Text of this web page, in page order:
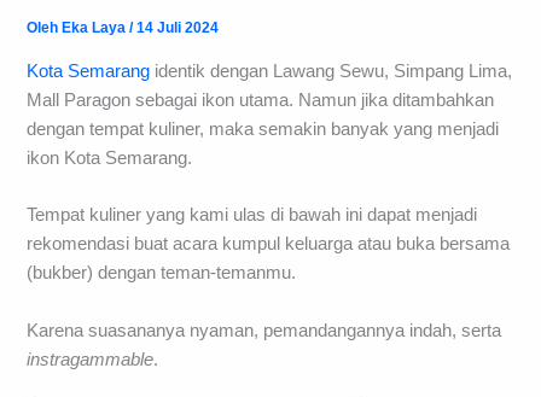
Oleh Eka Laya/14 Juli 2024
Kota Semarang identik dengan Lawang Sewu, Simpang Lima,
Mall Paragon sebagai ikon utama. Namun jika ditambahkan
dengan tempat kuliner, maka semakin banyak yang menjadi
ikon Kota Semarang.
Tempat kuliner yang kami ulas di bawah ini dapat menjadi
rekomendasi buat acara kumpul keluarga atau buka bersama
(bukber) dengan teman-temanmu.
Karena suasananya nyaman, pemandangannya indah, serta
instragammable.